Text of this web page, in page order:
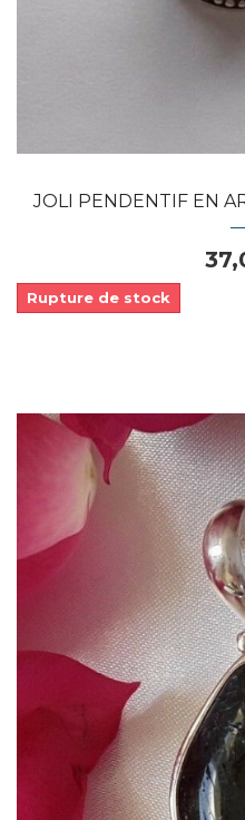
JOLI PENDENTIF EN
Rupture de stock
Dans